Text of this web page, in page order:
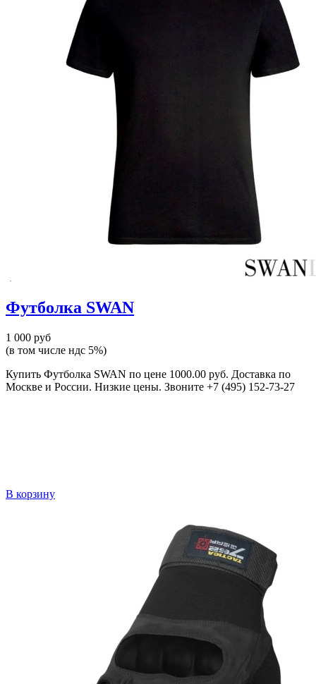
Футболка SWAN
1 000 руб
(в том числе ндс 5%)
Купить Футболка SWAN по цене 1000.00 руб. Доставка по
Москве и России. Низкие цены. Звоните +7 (495) 152-73-27
В корзину